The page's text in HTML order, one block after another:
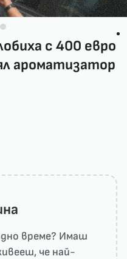
с 400 евро
ароматизатор
време? Имаш
че най-